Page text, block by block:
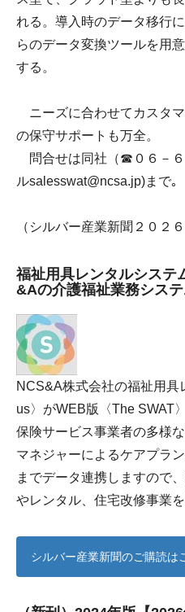
れる。導入時のデータ移行
らのデータ変換ツールを用
する。
ニーズに合わせてカスタ
の保守サポートも万全。
問合せは同社（☎０６－
ルsalesswat@ncsa.jp)まで｡
（シルバー産業新聞２０２
福祉用具レンタルシステ
&Aの介護福祉業務シス
NCS&A株式会社の福祉用具
us〉がWEB版〈The SWAT
保険サービス事業者の多様
マネジャーによるケアプラ
までデータ連携しますので
やレンタル、住宅改修事業
シルバー産業新聞のご購読は